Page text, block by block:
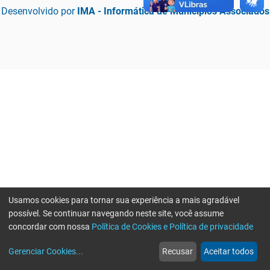
Desenvolvido por IMA - Informática de Municípios Associados
web
Notícias
more_horiz
Mais
Usamos cookies para tornar sua experiência a mais agradável
possível. Se continuar navegando neste site, você assume
concordar com nossa Política de Cookies e Política de privacidade
Gerenciar Cookies... Recusar Aceitar todos
Erro ao enviar informações, por favor tente novamente